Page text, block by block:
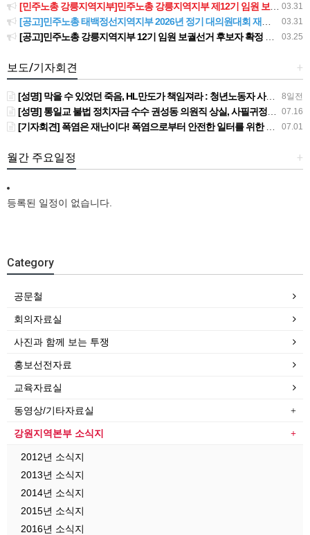
03.31
[민주노총 강릉지역지부]민주노총 강릉지역지부 제12기 임원 보궐선거결과 공고
03.31
[공고]민주노총 태백정선지역지부 2026년 정기 대의원대회 재소집 건
03.25
[공고]민주노총 강릉지역지부 12기 임원 보궐선거 후보자 확정 공고
+
보도/기자회견
8일전
[성명] 막을 수 있었던 죽음, HL만도가 책임져라 : 청년노동자 사망사고의 철저한 진상규명과 재발방지 대책 마련하라
07.16
[성명] 통일교 불법 정치자금 수수 권성동 의원직 상실, 사필귀정이다
07.01
[기자회견] 폭염은 재난이다! 폭염으로부터 안전한 일터를 위한 민주노총 강원지역본부 폭염감시단 선포 기자회견
+
월간 주요일정
등록된 일정이 없습니다.
Category
공문철
회의자료실
사진과 함께 보는 투쟁
홍보선전자료
교육자료실
동영상/기타자료실
강원지역본부 소식지
2012년 소식지
2013년 소식지
2014년 소식지
2015년 소식지
2016년 소식지